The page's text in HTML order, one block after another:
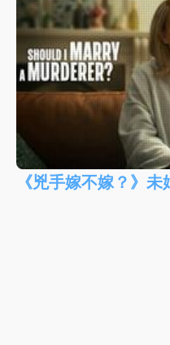
《兇手嫁不嫁？》